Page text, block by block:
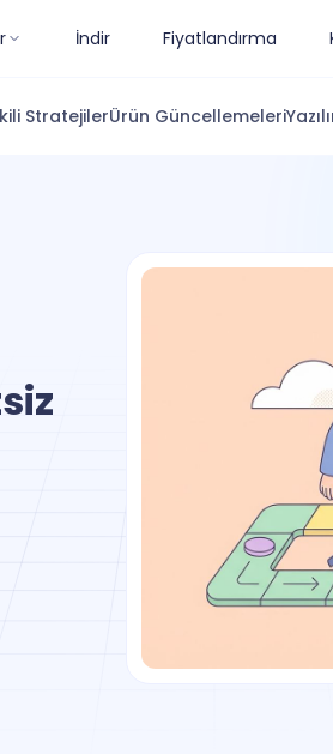
İndir Fiyatlandırma
StratejilerÜrün Güncellemeleri